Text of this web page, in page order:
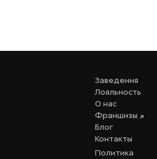
Заведения
Лояльность
О нас
Франшизы
Блог
Контакты
Политика